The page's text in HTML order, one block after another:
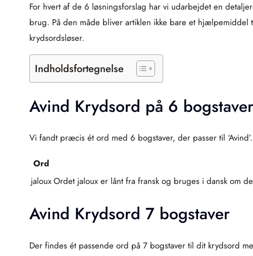
For hvert af de 6 løsningsforslag har vi udarbejdet en
brug. På den måde bliver artiklen ikke bare et
krydsordsløser.
Indholdsfortegnelse
Avind Krydsord på 6 bogstaver
Vi fandt præcis ét ord med 6 bogstaver, der passer til ‘Avind’.
Ord
jalouxOrdet jaloux er lånt fra fransk og bruges i dansk om
Avind Krydsord 7 bogstaver
Der findes ét passende ord på 7 bogstaver til dit krydsord